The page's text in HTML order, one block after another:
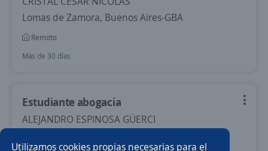
Utilizamos cookies propias necesarias para el
Lomas de Zamora, Buenos Aires-GBA
Remoto
Más de 30 días
Estudiante abogacia
ALEJANDRO ESPINOSA GÜERCI